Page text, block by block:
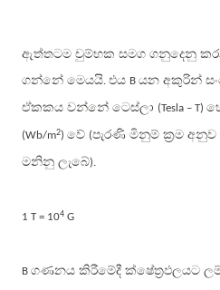
ඇත්තටම චුම්භක සමග ගනුදෙනු
ගන්නේ මෙයයි. එය B යන අකුරින්
ඒකකය වන්නේ ටෙස්ලා (Tesla – T)
(Wb/m2) වේ (පැරණි මිනුම් ක්‍රම
මනිනු ලැබේ).
1 T = 104 G
B ගණනය කිරීමේදී ක්ෂේත්‍රඵලයට